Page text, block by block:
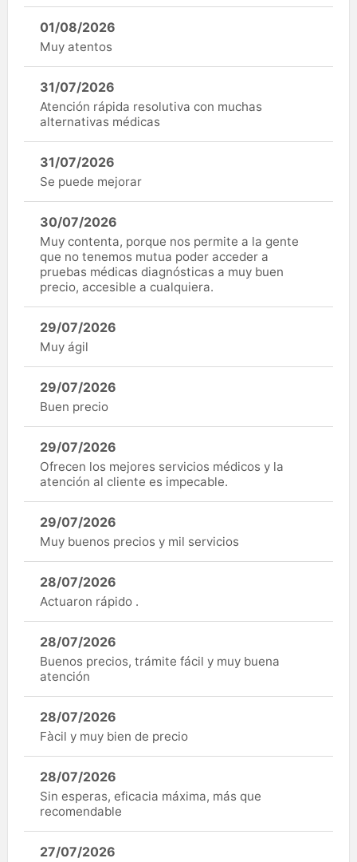
01/08/2026
Muy atentos
31/07/2026
Atención rápida resolutiva con muchas
alternativas médicas
31/07/2026
Se puede mejorar
30/07/2026
Muy contenta, porque nos permite a la gente
que no tenemos mutua poder acceder a
pruebas médicas diagnósticas a muy buen
precio, accesible a cualquiera.
29/07/2026
Muy ágil
29/07/2026
Buen precio
29/07/2026
Ofrecen los mejores servicios médicos y la
atención al cliente es impecable.
29/07/2026
Muy buenos precios y mil servicios
28/07/2026
Actuaron rápido .
28/07/2026
Buenos precios, trámite fácil y muy buena
atención
28/07/2026
Fàcil y muy bien de precio
28/07/2026
Sin esperas, eficacia máxima, más que
recomendable
27/07/2026